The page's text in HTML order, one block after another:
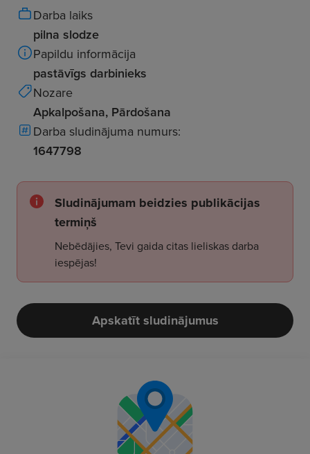
Darba laiks
pilna slodze
Papildu informācija
pastāvīgs darbinieks
Nozare
Apkalpošana, Pārdošana
Darba sludinājuma numurs:
1647798
Sludinājumam beidzies publikācijas
termiņš
Nebēdājies, Tevi gaida citas lieliskas darba
iespējas!
Apskatīt sludinājumus